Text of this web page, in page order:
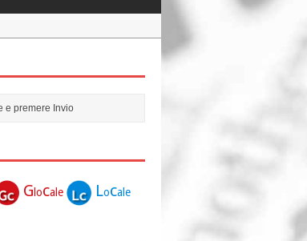
G locale Locale